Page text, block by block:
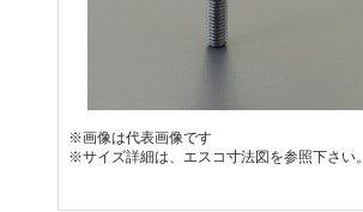
※画像は代表画像です
※サイズ詳細は、エスコ寸法図を参照下さい。